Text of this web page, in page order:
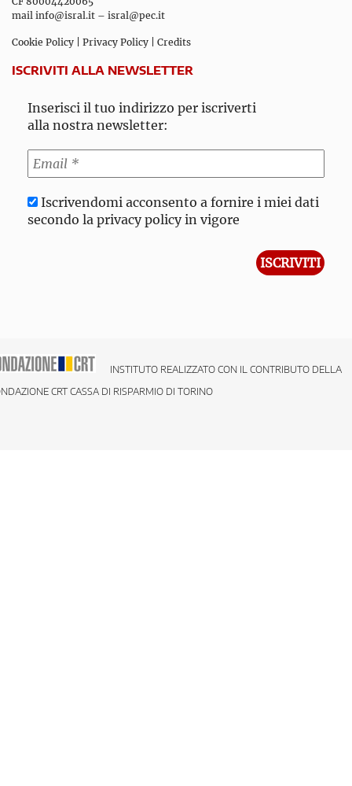
mail info@isral.it – isral@pec.it
Cookie Policy Privacy Policy Credits
ISCRIVITI ALLA NEWSLETTER
Inserisci il tuo indirizzo per iscriverti
alla nostra newsletter:
Iscrivendomi acconsento a fornire i miei dati
secondo la privacy policy in vigore
INSTITUTO REALIZZATO CON IL CONTRIBUTO DELLA
CRT CASSA DI RISPARMIO DI TORINO